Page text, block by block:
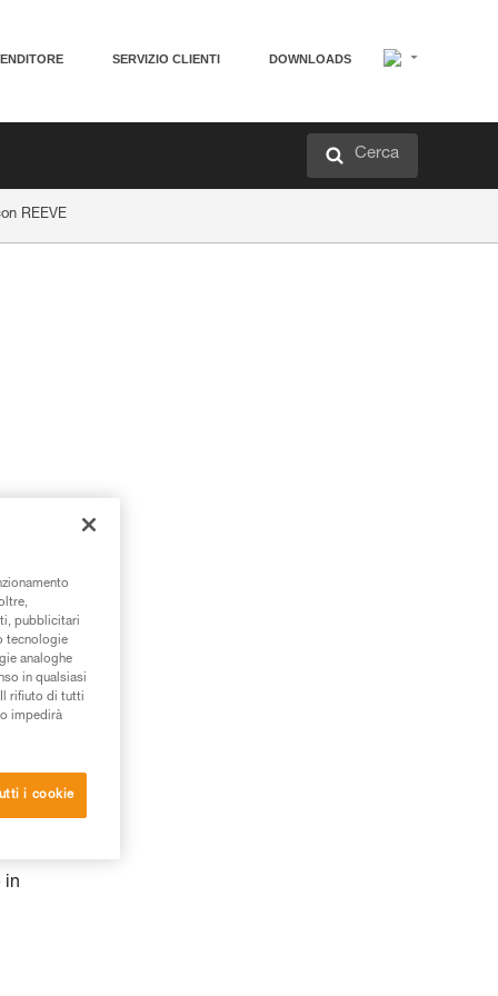
SERVIZIO CLIENTI DOWNLOADS
Cerca
REEVE
in
pubblicitari
tecnologie
analoghe
in qualsiasi
rifiuto di tutti
impedirà
i cookie